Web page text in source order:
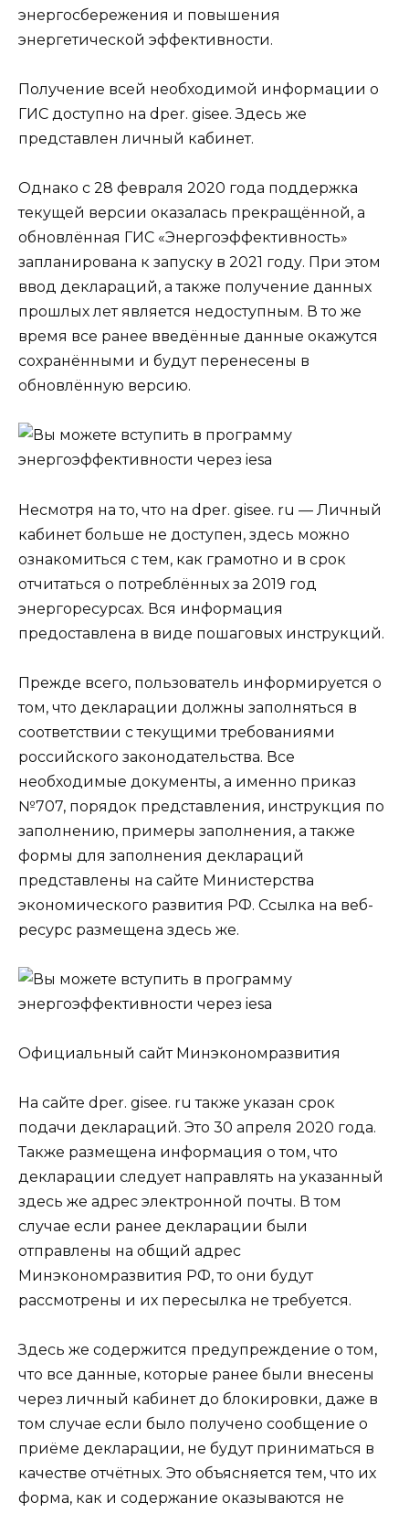
энергосбережения и повышения
энергетической эффективности.
Получение всей необходимой информации о
ГИС доступно на dper. gisee. Здесь же
представлен личный кабинет.
Однако с 28 февраля 2020 года поддержка
текущей версии оказалась прекращённой, а
обновлённая ГИС «Энергоэффективность»
запланирована к запуску в 2021 году. При этом
ввод деклараций, а также получение данных
прошлых лет является недоступным. В то же
время все ранее введённые данные окажутся
сохранёнными и будут перенесены в
обновлённую версию.
Несмотря на то, что на dper. gisee. ru — Личный
кабинет больше не доступен, здесь можно
ознакомиться с тем, как грамотно и в срок
отчитаться о потреблённых за 2019 год
энергоресурсах. Вся информация
предоставлена в виде пошаговых инструкций.
Прежде всего, пользователь информируется о
том, что декларации должны заполняться в
соответствии с текущими требованиями
российского законодательства. Все
необходимые документы, а именно приказ
№707, порядок представления, инструкция по
заполнению, примеры заполнения, а также
формы для заполнения деклараций
представлены на сайте Министерства
экономического развития РФ. Ссылка на веб-
ресурс размещена здесь же.
Официальный сайт Минэкономразвития
На сайте dper. gisee. ru также указан срок
подачи деклараций. Это 30 апреля 2020 года.
Также размещена информация о том, что
декларации следует направлять на указанный
здесь же адрес электронной почты. В том
случае если ранее декларации были
отправлены на общий адрес
Минэкономразвития РФ, то они будут
рассмотрены и их пересылка не требуется.
Здесь же содержится предупреждение о том,
что все данные, которые ранее были внесены
через личный кабинет до блокировки, даже в
том случае если было получено сообщение о
приёме декларации, не будут приниматься в
качестве отчётных. Это объясняется тем, что их
форма, как и содержание оказываются не